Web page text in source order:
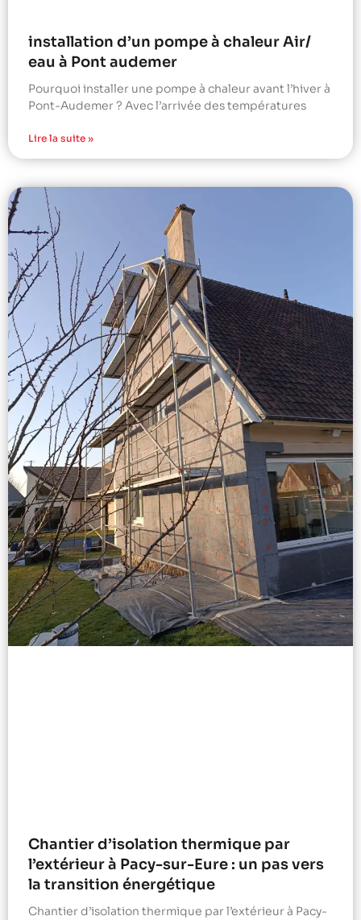
installation d’un pompe à chaleur Air/
eau à Pont audemer
Pourquoi installer une pompe à chaleur avant l’hiver à
Pont-Audemer ? Avec l’arrivée des températures
Lire la suite »
Chantier d’isolation thermique par
l’extérieur à Pacy-sur-Eure : un pas vers
la transition énergétique
Chantier d’isolation thermique par l’extérieur à Pacy-